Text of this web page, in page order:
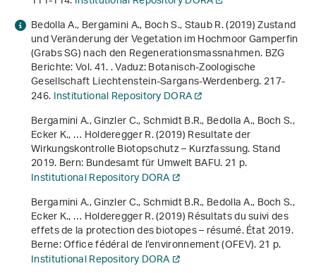
Bedolla A., Bergamini A., Boch S., Staub R. (2019) Zustand
und Veränderung der Vegetation im Hochmoor Gamperfin
(Grabs SG) nach den Regenerationsmassnahmen.BZG
Berichte: Vol. 41. . Vaduz: Botanisch-Zoologische
Gesellschaft Liechtenstein-Sargans-Werdenberg. 217-
246.Institutional Repository DORA
Bergamini A., Ginzler C., Schmidt B.R., Bedolla A., Boch S.,
Ecker K., … Holderegger R. (2019)Resultate der
Wirkungskontrolle Biotopschutz – Kurzfassung. Stand
2019. Bern: Bundesamt für Umwelt BAFU. 21 p.
Institutional Repository DORA
Bergamini A., Ginzler C., Schmidt B.R., Bedolla A., Boch S.,
Ecker K., … Holderegger R. (2019)Résultats du suivi des
effets de la protection des biotopes – résumé. État 2019.
Berne: Office fédéral de l’environnement (OFEV). 21 p.
Institutional Repository DORA